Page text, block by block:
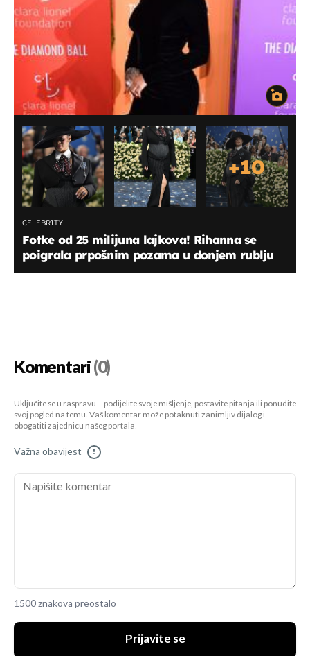
+10
CELEBRITY
Fotke od 25 milijuna lajkova! Rihanna se
poigrala prpošnim pozama u donjem rublju
Komentari(0)
Uključite se u raspravu – podijelite svoje mišljenje, postavite pitanja ili ponudite
svoj pogled na temu. Vaš komentar može potaknuti zanimljiv dijalog i
obogatiti zajednicu našeg portala.
Važna obavijest !
1500 znakova preostalo
Prijavite se